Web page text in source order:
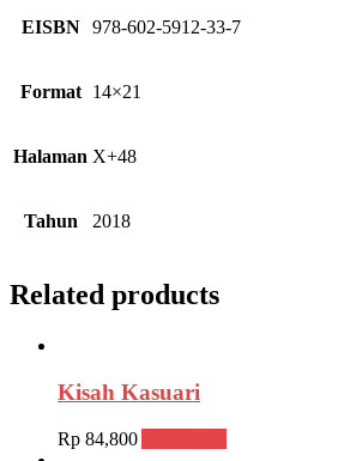
EISBN 978-602-5912-33-7
Format 14×21
Halaman X+48
Tahun 2018
Related products
Kisah Kasuari
Rp 84,800